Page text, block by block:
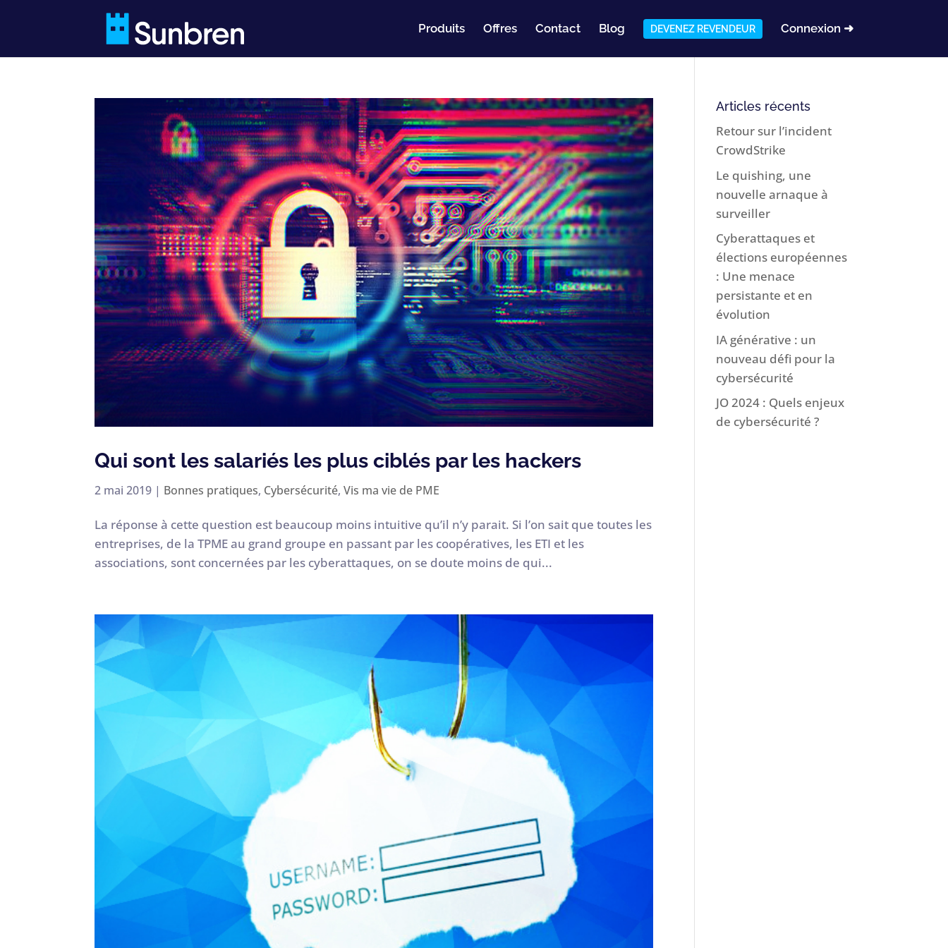
Produits Offres Contact Blog DEVENEZ REVENDEUR Connexion ➜
Qui sont les salariés les plus ciblés par les hackers
2 mai 2019 | Bonnes pratiques, Cybersécurité,Vis ma vie de PME
La réponse à cette question est beaucoup moins intuitive qu’il n’y parait. Si l’on sait que toutes les
entreprises, de la TPME au grand groupe en passant par les coopératives, les ETI et les
associations, sont concernées par les cyberattaques, on se doute moins de qui...
Articles récents
Retour sur l’incident
CrowdStrike
Le quishing, une
nouvelle arnaque à
surveiller
Cyberattaques et
élections européennes
: Une menace
persistante et en
évolution
IA générative : un
nouveau défi pour la
cybersécurité
JO 2024 : Quels enjeux
de cybersécurité ?